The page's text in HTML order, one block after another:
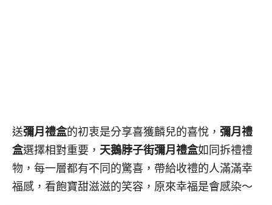
送彌月禮盒的初衷是分享喜獲麟兒的喜悅， 彌月禮
盒選擇相對重要， 天鵝脖子街彌月禮盒如同拆禮禮
物，每一層都有不同的驚喜，帶給收禮的人滿滿幸
福感，看飽寶甜滋滋的笑容，原來幸福是會感染～